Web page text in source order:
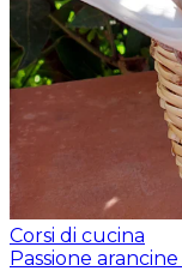
Corsi di cucina
Passione arancine